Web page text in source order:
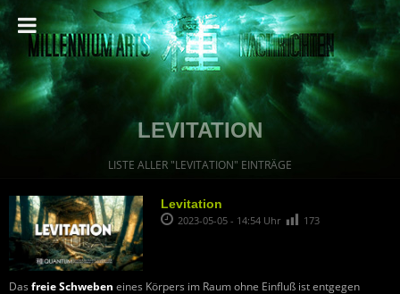
LEVITATION
LISTE ALLER "LEVITATION" EINTRÄGE
Levitation
2023-05-05 - 14:54 Uhr 173
Das freie Schweben eines Körpers im Raum ohne Einfluß ist entgegen